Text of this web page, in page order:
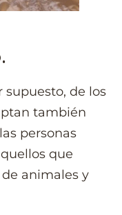
supuesto, de los
también
personas
que
animales y